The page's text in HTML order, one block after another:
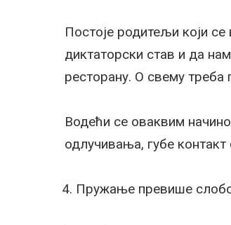
Постоје родитељи који
диктаторски став и да
ресторану. О свему треба
Водећи се оваквим
одлучивања, губе
Пружање превише